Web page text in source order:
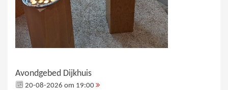
Avondgebed Dijkhuis
20-08-2026 om 19:00